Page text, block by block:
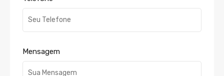
Mensagem